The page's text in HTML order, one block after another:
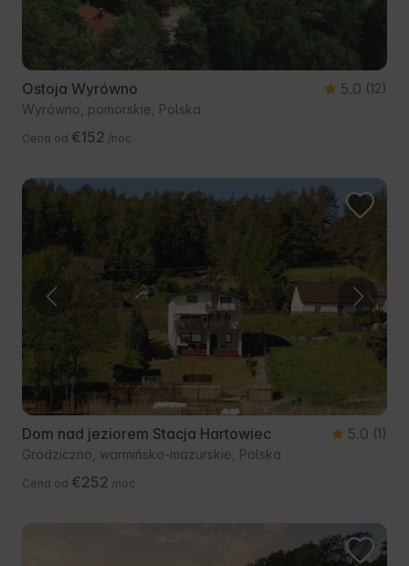
Ostoja Wyrówno 5.0 (12)
Wyrówno, pomorskie, Polska
Cena od €152 /noc
Dom nad jeziorem Stacja Hartowiec 5.0 (1)
Grodziczno, warmińsko-mazurskie, Polska
Cena od €252 /noc